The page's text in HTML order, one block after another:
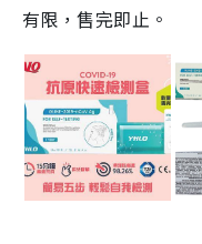
有限，售完即止。